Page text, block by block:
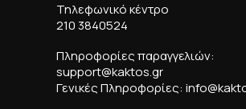
Τηλεφωνικό κέντρο
210 3840524
Πληροφορίες παραγγελιών:
support@kaktos.gr
Γενικές Πληροφορίες: